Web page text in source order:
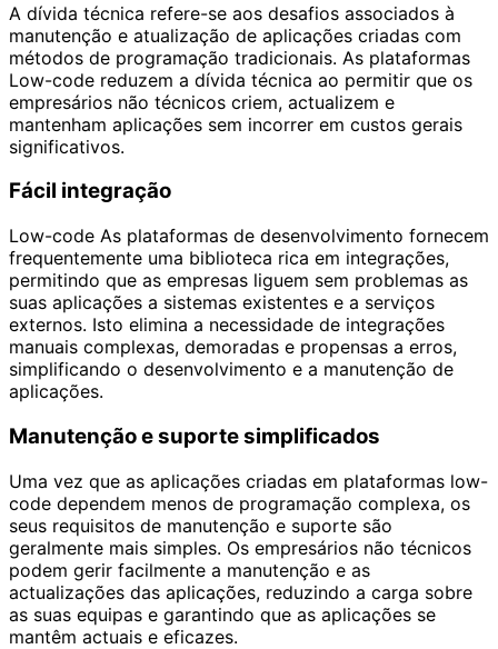
A dívida técnica refere-se aos desafios associados à
manutenção e atualização de aplicações criadas com
métodos de programação tradicionais. As plataformas
Low-code reduzem a dívida técnica ao permitir que os
empresários não técnicos criem, actualizem e
mantenham aplicações sem incorrer em custos gerais
significativos.
Fácil integração
Low-code As plataformas de desenvolvimento fornecem
frequentemente uma biblioteca rica em integrações,
permitindo que as empresas liguem sem problemas as
suas aplicações a sistemas existentes e a serviços
externos. Isto elimina a necessidade de integrações
manuais complexas, demoradas e propensas a erros,
simplificando o desenvolvimento e a manutenção de
aplicações.
Manutenção e suporte simplificados
Uma vez que as aplicações criadas em plataformas low-
code dependem menos de programação complexa, os
seus requisitos de manutenção e suporte são
geralmente mais simples. Os empresários não técnicos
podem gerir facilmente a manutenção e as
actualizações das aplicações, reduzindo a carga sobre
as suas equipas e garantindo que as aplicações se
mantêm actuais e eficazes.